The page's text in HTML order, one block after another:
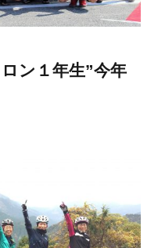
ン１年生”今年